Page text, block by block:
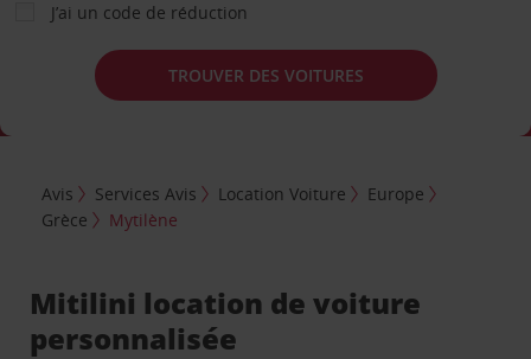
J’ai un code de réduction
TROUVER DES VOITURES
Avis Services Avis Location Voiture
Europe
Grèce
Mytilène
Mitilini location de voiture
personnalisée